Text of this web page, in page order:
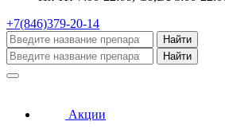
+7(846)379-20-14
Найти
Найти
Акции